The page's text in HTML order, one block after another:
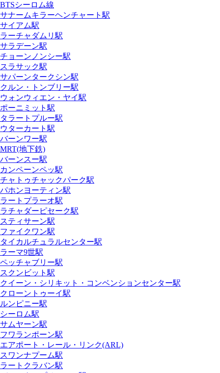
BTSシーロム線
サナームキラーヘンチャート駅
サイアム駅
ラーチャダムリ駅
サラデーン駅
チョーンノンシー駅
スラサック駅
サパーンタークシン駅
クルン・トンブリー駅
ウォンウィエン・ヤイ駅
ポーニミット駅
タラートプルー駅
ウターカート駅
バーンワー駅
MRT(地下鉄)
バーンスー駅
カンペーンペッ駅
チャトゥチャックパーク駅
パホンヨーティン駅
ラートプラーオ駅
ラチャダーピセーク駅
スティサーン駅
ファイクワン駅
タイカルチュラルセンター駅
ラーマ9世駅
ペッチャブリー駅
スクンビット駅
クイーン・シリキット・コンベンションセンター駅
クローントゥーイ駅
ルンピニー駅
シーロム駅
サムヤーン駅
フワランポーン駅
エアポート・レール・リンク(ARL)
スワンナプーム駅
ラートクラバン駅